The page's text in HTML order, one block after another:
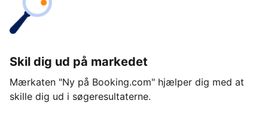
Skil dig ud på markedet
Mærkaten "Ny på Booking.com" hjælper dig med at
skille dig ud i søgeresultaterne.